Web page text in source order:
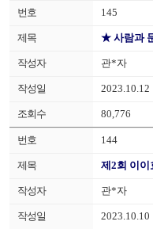
145
★ 사람과
관*자
2023.10.12
80,776
144
제2회 이이
관*자
2023.10.10